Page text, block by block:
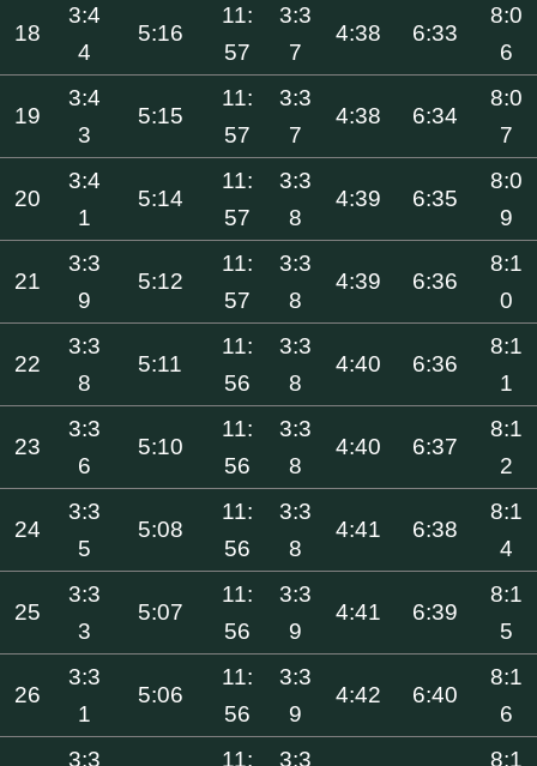
18
3:4
4
5:16
11:
57
3:3
7
4:38 6:33
8:0
6
19
3:4
3
5:15
11:
57
3:3
7
4:38 6:34
8:0
7
20
3:4
1
5:14
11:
57
3:3
8
4:39 6:35
8:0
9
21
3:3
9
5:12
11:
57
3:3
8
4:39 6:36
8:1
0
22
3:3
8
5:11
11:
56
3:3
8
4:40 6:36
8:1
1
23
3:3
6
5:10
11:
56
3:3
8
4:40 6:37
8:1
2
24
3:3
5
5:08
11:
56
3:3
8
4:41 6:38
8:1
4
25
3:3
3
5:07
11:
56
3:3
9
4:41 6:39
8:1
5
26
3:3
1
5:06
11:
56
3:3
9
4:42 6:40
8:1
6
3:3
11:
3:3
8:1